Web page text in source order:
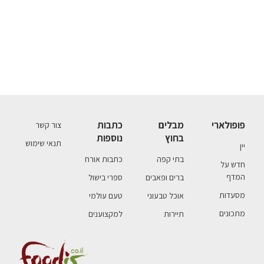
פופולארי
יין
חדש על
המדף
מסעדות
מתכונים
מבלים
בחוץ
בתי קפה
ברים ופאבים
אוכל טבעוני
תיירות
כתבות
נוספות
כתבות אורח
ספרי בישול
טעם עולמי
למקצוענים
צור קשר
תנאי שימוש